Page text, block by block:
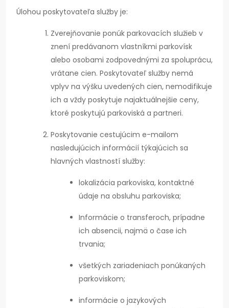
Úlohou poskytovateľa služby je:
Zverejňovanie ponúk parkovacích služieb v
znení predávanom vlastníkmi parkovísk
alebo osobami zodpovednými za spoluprácu,
vrátane cien. Poskytovateľ služby nemá
vplyv na výšku uvedených cien, nemodifikuje
ich a vždy poskytuje najaktuálnejšie ceny,
ktoré poskytujú parkoviská a partneri.
Poskytovanie cestujúcim e-mailom
nasledujúcich informácií týkajúcich sa
hlavných vlastností služby:
lokalizácia parkoviska, kontaktné
údaje na obsluhu parkoviska;
Informácie o transferoch, prípadne
ich absencii, najmä o čase ich
trvania;
všetkých zariadeniach ponúkaných
parkoviskom;
informácie o jazykových